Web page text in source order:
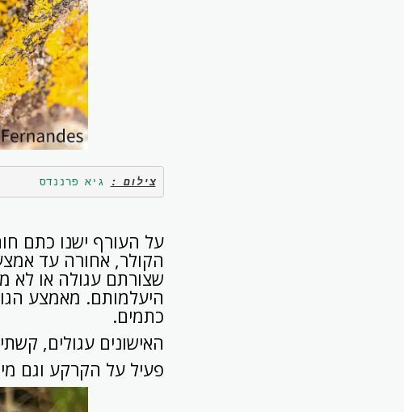
צילום : גיא פרננדס
על העורף ישנו כתם
הקולר, אחורה עד
שצורתם עגולה או לא
היעלמותם. מאמצע
כתמים.
האישונים עגולים,
פעיל על הקרקע וגם